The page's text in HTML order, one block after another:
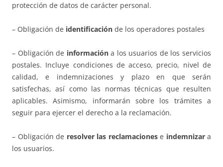
protección de datos de carácter personal.
– Obligación de identificación de los operadores postales
– Obligación de informacióna los usuarios de los servicios
postales. Incluye condiciones de acceso, precio, nivel de
calidad, e indemnizaciones y plazo en que serán
satisfechas, así como las normas técnicas que resulten
aplicables. Asimismo, informarán sobre los trámites a
seguir para ejercer el derecho a la reclamación.
– Obligación de resolver las reclamacionese indemnizara
los usuarios.